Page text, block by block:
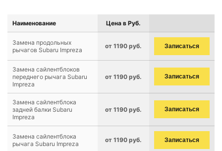
Наименование Цена в Руб.
Замена продольных
рычагов Subaru Impreza
от 1190 руб. Записаться
Замена сайлентблоков
переднего рычага Subaru
Impreza
от 1190 руб. Записаться
Замена сайлентблока
задней балки Subaru
Impreza
от 1190 руб. Записаться
Замена сайлентблока
рычага Subaru Impreza
от 1190 руб. Записаться